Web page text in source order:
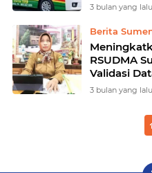
3 bulan yang lalu
Berita
RSUDMA
Validasi
3 bulan yang lalu